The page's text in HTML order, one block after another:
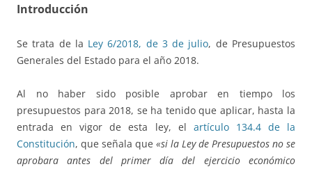
Introducción
Se trata de la Ley 6/2018, de 3 de julio, de Presupuestos
Generales del Estado para el año 2018.
Al no haber sido posible aprobar en tiempo los
presupuestos para 2018, se ha tenido que aplicar, hasta la
entrada en vigor de esta ley, el artículo 134.4 de la
Constitución, que señala que «si la Ley de Presupuestos no se
aprobara antes del primer día del ejercicio económico